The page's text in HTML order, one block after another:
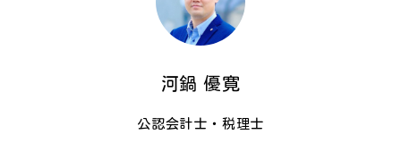
河鍋 優寛
公認会計士・税理士